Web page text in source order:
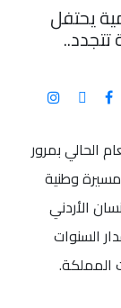
يحتفل
تتجدد..
الحالي بمرور
وطنية
الأردني
السنوات
المملكة.